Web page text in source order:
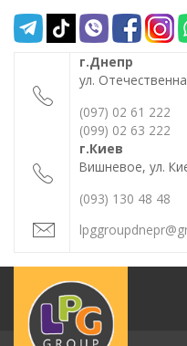
Skip
to
г.Днепр
ул.
(097) 02 61 222
(099) 02 63 222
г.Киев
Вишневое, ул.
(093) 130 48 48
СТО "LPG
GROUP"
АВТО В
ДНЕПРЕ